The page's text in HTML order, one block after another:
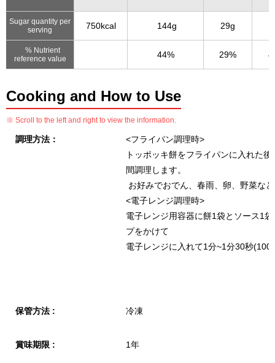
Sugar quantity per
serving
750kcal 144g 29g
% Nutrient
reference value
44% 29%
Cooking and How to Use
※ Scroll to the left and right to view the information.
調理方法：
<フライパン調理時>
トッポッキ餅をフライパンに入れた
間調理します。
お好みでおでん、春雨、卵、野菜な
<電子レンジ調理時>
電子レンジ用容器に餅1袋とソース1
プをかけて
電子レンジに入れて1分~1分30秒
保管方法 : 冷凍
賞味期限 : 1年